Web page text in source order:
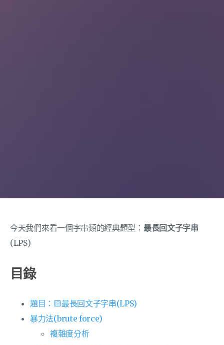
今天我們來看一個字串類的經典題型： 最長回文子字串
(LPS)
目錄
題目：🟨最長回文子字串(LPS)
暴力法(brute force)
複雜度分析